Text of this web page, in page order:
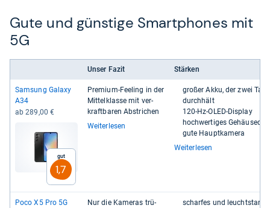
Gute und günstige Smartphones mit
5G
Unser Fazit Stärken
Sam­sung Galaxy
A34
ab 289,00 €
Gut
1,7
Pre­mium-​Fee­ling in der
Mit­tel­klasse mit ver­
kraft­ba­ren Abstri­chen
Weiterlesen
großer Akku, der zwei Tage
durch­hält
120-​Hz-​OLED-​Dis­play
hoch­wer­ti­ges
gute Haupt­ka­mera
Weiterlesen
Poco X5 Pro 5G
Nur die Kame­ras trü­
schar­fes und